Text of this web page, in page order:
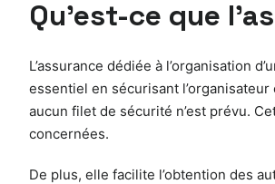
Qu’est-ce que
L’assurance dédiée à l’organisation
essentiel en sécurisant
aucun filet de sécurité n’est prévu.
concernées.
De plus, elle facilite l’obtention des